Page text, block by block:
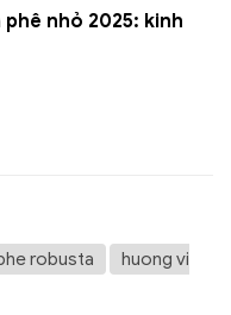
nhỏ 2025: kinh
robusta
huong vi